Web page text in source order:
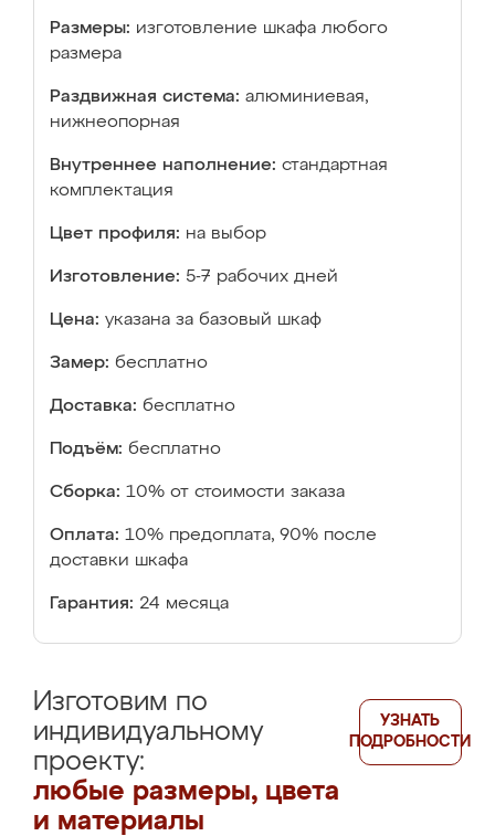
Размеры: изготовление шкафа любого
размера
Раздвижная система: алюминиевая,
нижнеопорная
Внутреннее наполнение: стандартная
комплектация
Цвет профиля: на выбор
Изготовление: 5-7 рабочих дней
Цена: указана за базовый шкаф
Замер: бесплатно
Доставка: бесплатно
Подъём: бесплатно
Сборка: 10% от стоимости заказа
Оплата: 10% предоплата, 90% после
доставки шкафа
Гарантия: 24 месяца
Изготовим по
индивидуальному
проекту:
любые размеры, цвета
и материалы
УЗНАТЬ
ПОДРОБНОСТИ